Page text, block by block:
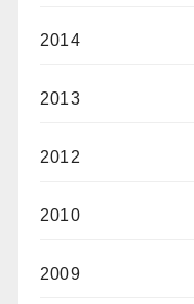
2014
2013
2012
2010
2009